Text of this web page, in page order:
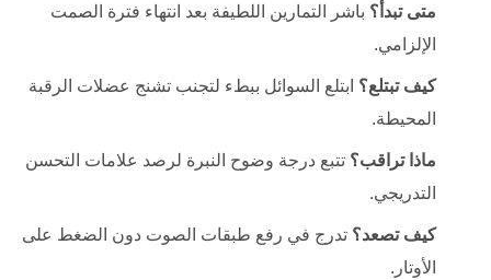
متى تبدأ؟ باشر التمارين اللطيفة بعد انتهاء فترة الصمت
الإلزامي.
كيف تبتلع؟ ابتلع السوائل ببطء لتجنب تشنج عضلات الرقبة
المحيطة.
ماذا تراقب؟ تتبع درجة وضوح النبرة لرصد علامات التحسن
التدريجي.
كيف تصعد؟ تدرج في رفع طبقات الصوت دون الضغط على
الأوتار.